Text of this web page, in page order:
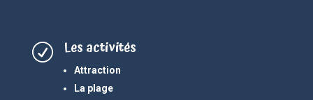
R Les activités
Attraction
La plage